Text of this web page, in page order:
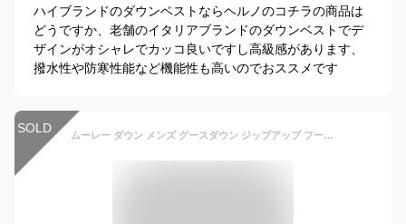
ハイブランドのダウンベストならヘルノのコチラの商品は
どうですか、老舗のイタリアブランドのダウンベストでデ
ザインがオシャレでカッコ良いですし高級感があります、
撥水性や防寒性能など機能性も高いのでおススメです
SOLD ムーレー ダウン メンズ グースダウン ジップアップ フードダウンベスト MOORER FIRE-WK MRE 98602 NERO